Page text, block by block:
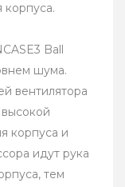
корпуса.
Ball
шума.
вентилятора
корпуса и
идут рука
тем